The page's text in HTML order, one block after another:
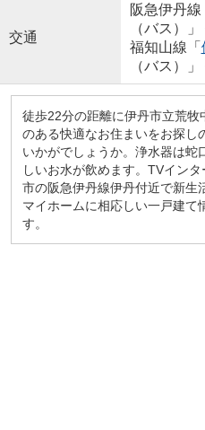
交通
阪急伊丹線
（バス）
福知山線「
（バス）
徒歩22分の距離に伊丹市立荒牧
のある快適なお住まいをお探し
いかがでしょうか。浄水器は蛇
しいお水が飲めます。TVイン
市の阪急伊丹線伊丹付近で新生
マイホームに相応しい一戸建て
す。